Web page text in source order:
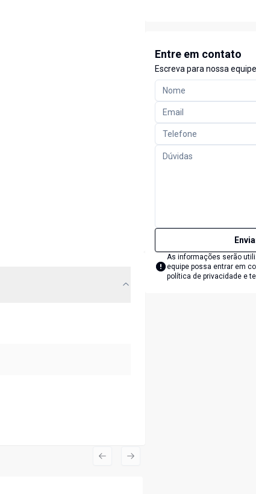
Previous slide
Next slide
Entre em contato
Escreva para nossa equipe
As informações serão
equipe possa entrar em
política de privacidade e